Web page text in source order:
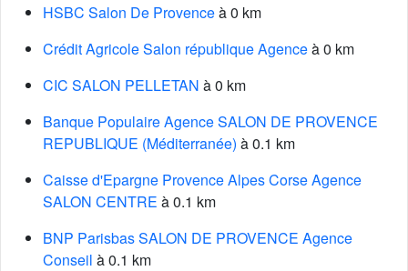
HSBC Salon De Provenceà 0 km
Crédit Agricole Salon république Agenceà 0 km
CIC SALON PELLETAN à 0 km
Banque Populaire Agence SALON DE PROVENCE
REPUBLIQUE (Méditerranée) à 0.1 km
Caisse d'Epargne Provence Alpes Corse Agence
SALON CENTRE à 0.1 km
BNP Parisbas SALON DE PROVENCE Agence
Conseil à 0.1 km